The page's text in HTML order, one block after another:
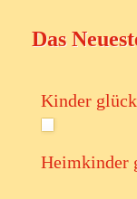
Das
Kinder
Heimkinder